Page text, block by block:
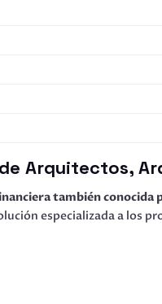
Arquitectos,
también conocida
especializada a los